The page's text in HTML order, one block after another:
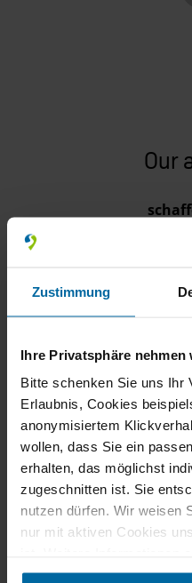
Zustimmung
Ihre Privatsphäre nehmen
Bitte schenken Sie uns Ihr
Erlaubnis, Cookies
anonymisiertem
wollen, dass Sie ein
erhalten, das möglichst
zugeschnitten ist. Sie
nutzen dürfen. Wir weisen
nur mit aktiven Cookies
Erläuterungen und
Our
100%
beschrieben